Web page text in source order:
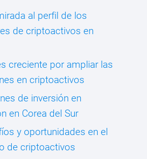
al perfil de los
de criptoactivos en
creciente por ampliar las
en criptoactivos
de inversión en
en Corea del Sur
y oportunidades en el
de criptoactivos